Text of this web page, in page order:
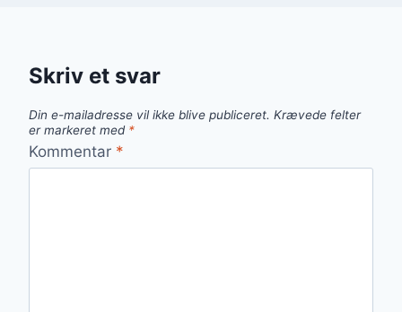
Skriv et svar
Din e-mailadresse vil ikke blive publiceret. Krævede felter
er markeret med *
Kommentar *